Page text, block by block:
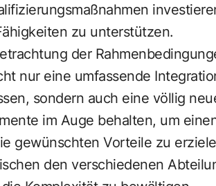
zu unterstützen.
der
nur eine umfassende
sondern auch eine völlig
im Auge behalten, um
gewünschten Vorteile zu
den verschiedenen